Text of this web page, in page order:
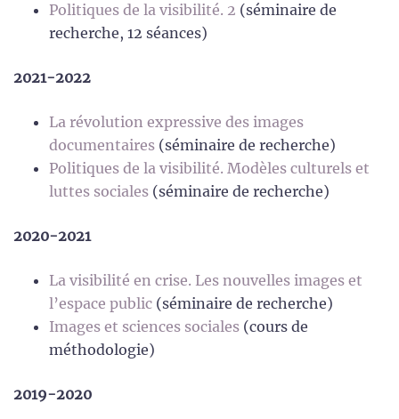
Politiques de la visibilité. 2 (séminaire de
recherche, 12 séances)
2021-2022
La révolution expressive des images
documentaires (séminaire de recherche)
Politiques de la visibilité. Modèles culturels et
luttes sociales (séminaire de recherche)
2020-2021
La visibilité en crise. Les nouvelles images et
l’espace public (séminaire de recherche)
Images et sciences sociales (cours de
méthodologie)
2019-2020